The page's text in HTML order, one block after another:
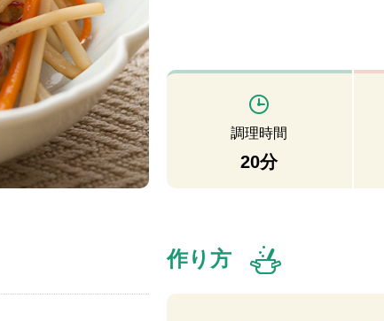
調理時間
20分
作り方